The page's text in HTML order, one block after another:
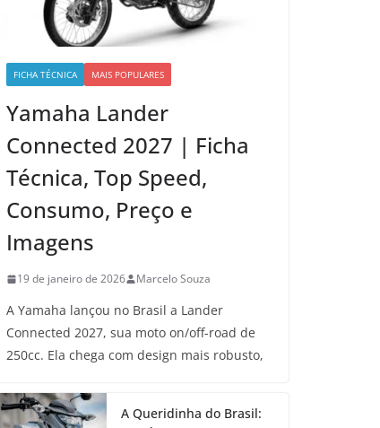
FICHA TÉCNICA MAIS POPULARES
Yamaha Lander
Connected 2027 | Ficha
Técnica, Top Speed,
Consumo, Preço e
Imagens
19 de janeiro de 2026 Marcelo Souza
A Yamaha lançou no Brasil a Lander
Connected 2027, sua moto on/off-road de
250cc. Ela chega com design mais robusto,
A Queridinha do Brasil: